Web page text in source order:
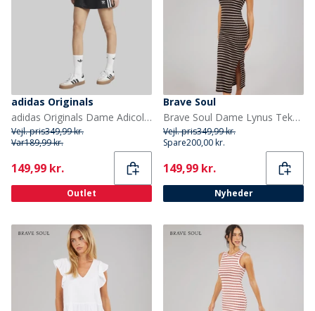
adidas Originals
adidas Originals Dame Adicolor 3 striber Mini Nederdel Sort/Hvid
Vejl. pris349,99 kr.
Var189,99 kr.
Current
149,99 kr.
Outlet
Brave Soul
Brave Soul Dame Lynus Tekstureret Maxi Kjole Brun/Cream
Vejl. pris349,99 kr.
Spare200,00 kr.
Current
149,99 kr.
Nyheder